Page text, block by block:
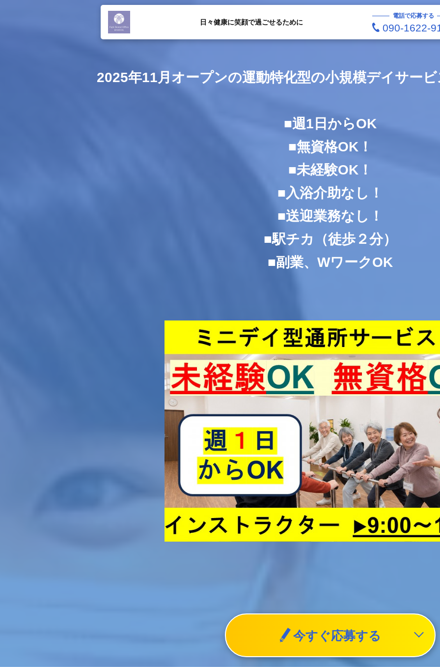
日々健康に笑顔で過ごせるために
電話で応募する
090-1622-
2025年11月オープンの運動特化型の小規模デイサー
■週1日からOK
■無資格OK！
■未経験OK！
■入浴介助なし！
■送迎業務なし！
■駅チカ（徒歩２分）
■副業、WワークOK
今すぐ応募する